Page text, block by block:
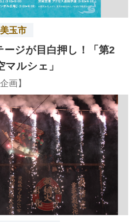
玉市
ージが目白押し！「第2
マルシェ」
画】